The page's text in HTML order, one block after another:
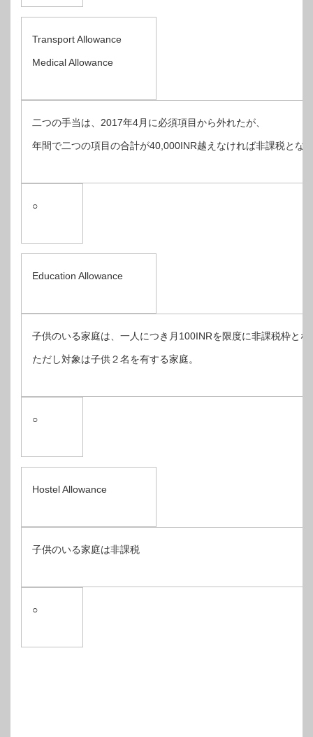
Transport Allowance
Medical Allowance
二つの手当は、2017年4月に必須項目から外れたが、
年間で二つの項目の合計が40,000INR越えなければ非課税とな
○
Education Allowance
子供のいる家庭は、一人につき月100INRを限度に非課税枠とな
ただし対象は子供２名を有する家庭。
○
Hostel Allowance
子供のいる家庭は非課税
○